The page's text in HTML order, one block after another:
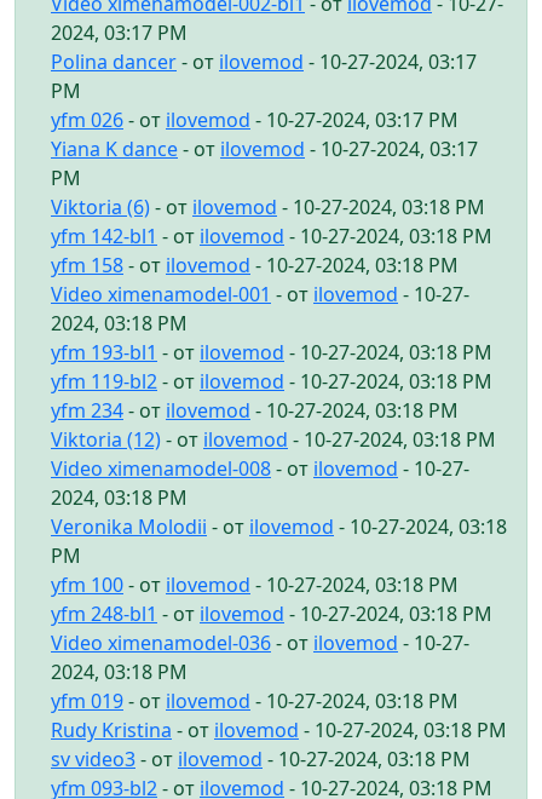
2024, 03:17 PM
Polina dancer- от ilovemod - 10-27-2024, 03:17
PM
yfm 026- от ilovemod - 10-27-2024, 03:17 PM
Yiana K dance- от ilovemod - 10-27-2024, 03:17
PM
Viktoria (6)- от ilovemod - 10-27-2024, 03:18 PM
yfm 142-bl1 - от ilovemod - 10-27-2024, 03:18 PM
yfm 158- от ilovemod - 10-27-2024, 03:18 PM
Video ximenamodel-001 - от ilovemod - 10-27-
2024, 03:18 PM
yfm 193-bl1 - от ilovemod - 10-27-2024, 03:18 PM
yfm 119-bl2- от ilovemod - 10-27-2024, 03:18 PM
yfm 234- от ilovemod - 10-27-2024, 03:18 PM
Viktoria (12)- от ilovemod - 10-27-2024, 03:18 PM
Video ximenamodel-008- от ilovemod - 10-27-
2024, 03:18 PM
Veronika Molodii - от ilovemod - 10-27-2024, 03:18
PM
yfm 100- от ilovemod - 10-27-2024, 03:18 PM
yfm 248-bl1 - от ilovemod - 10-27-2024, 03:18 PM
Video ximenamodel-036- от ilovemod - 10-27-
2024, 03:18 PM
yfm 019- от ilovemod - 10-27-2024, 03:18 PM
Rudy Kristina - от ilovemod - 10-27-2024, 03:18 PM
sv video3- от ilovemod - 10-27-2024, 03:18 PM
yfm 093-bl2- от ilovemod - 10-27-2024, 03:18 PM